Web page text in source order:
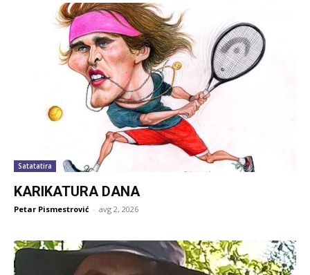
Satatatira
KARIKATURA DANA
Petar Pismestrović - avg 2, 2026